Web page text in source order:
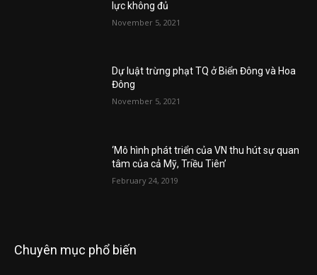
lực không đủ
November 5, 2021
Dự luật trừng phạt TQ ở Biển Đông và Hoa
Đông
November 5, 2021
‘Mô hình phát triển của VN thu hút sự quan
tâm của cả Mỹ, Triều Tiên’
February 24, 2019
Chuyên mục phổ biến